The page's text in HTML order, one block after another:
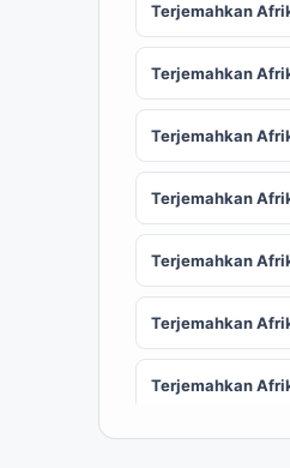
Terjemahkan
Terjemahkan
Terjemahkan
Terjemahkan
Terjemahkan
Terjemahkan
Terjemahkan
Terjemahkan